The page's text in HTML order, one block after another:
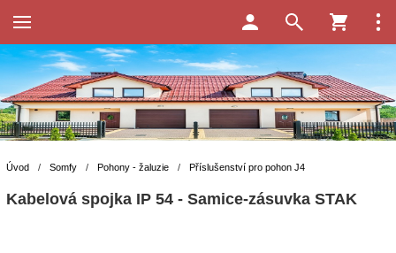
Úvod / Somfy / Pohony - žaluzie / Příslušenství pro pohon J4
Kabelová spojka IP 54 - Samice-zásuvka STAK